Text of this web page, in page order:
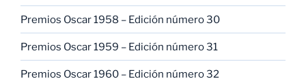
Premios Oscar 1958 – Edición número 30
Premios Oscar 1959 – Edición número 31
Premios Oscar 1960 – Edición número 32